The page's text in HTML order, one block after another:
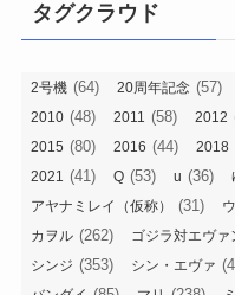
タグクラウド
2号機 (64) 20周年記念 (57)
2010 (48) 2011 (58) 2012
2015 (80) 2016 (44) 2018
2021 (41) Q (53) u (36)
アヤナミレイ（仮称） (31)
カヲル (262) ゴジラ対エヴァ
シンジ (353) シン・エヴァ